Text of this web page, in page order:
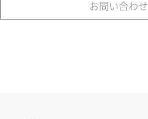
お問い合わせ